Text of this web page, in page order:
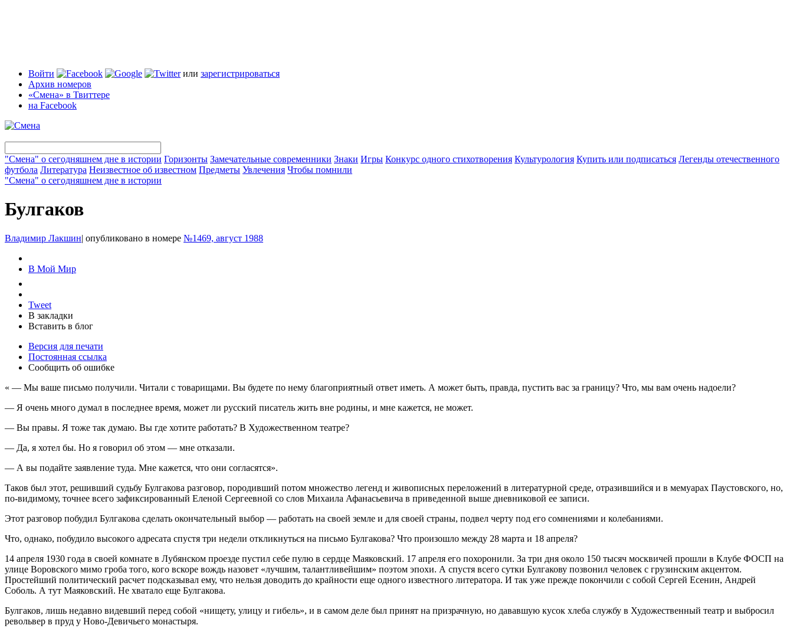
Войти или зарегистрироваться
Архив номеров
«Смена» в Твиттере
на Facebook
"Смена" о сегодняшнем дне в истории Горизонты Замечательные современники Знаки Игры Конкурс одного стихотворения Культурология Купить или подписаться Легенды отечественного
футбола Литература Неизвестное об известном Предметы Увлечения Чтобы помнили
"Смена" о сегодняшнем дне в истории
Булгаков
Владимир Лакшин| опубликовано в номере №1469, август 1988
В Мой Мир
Tweet
В закладки
Вставить в блог
Версия для печати
Постоянная ссылка
Сообщить об ошибке
« — Мы ваше письмо получили. Читали с товарищами. Вы будете по нему благоприятный ответ иметь. А может быть, правда, пустить вас за границу? Что, мы вам очень надоели?
— Я очень много думал в последнее время, может ли русский писатель жить вне родины, и мне кажется, не может.
— Вы правы. Я тоже так думаю. Вы где хотите работать? В Художественном театре?
— Да, я хотел бы. Но я говорил об этом — мне отказали.
— А вы подайте заявление туда. Мне кажется, что они согласятся».
Таков был этот, решивший судьбу Булгакова разговор, породивший потом множество легенд и живописных переложений в литературной среде, отразившийся и в мемуарах Паустовского, но,
по-видимому, точнее всего зафиксированный Еленой Сергеевной со слов Михаила Афанасьевича в приведенной выше дневниковой ее записи.
Этот разговор побудил Булгакова сделать окончательный выбор — работать на своей земле и для своей страны, подвел черту под его сомнениями и колебаниями.
Что, однако, побудило высокого адресата спустя три недели откликнуться на письмо Булгакова? Что произошло между 28 марта и 18 апреля?
14 апреля 1930 года в своей комнате в Лубянском проезде пустил себе пулю в сердце Маяковский. 17 апреля его похоронили. За три дня около 150 тысяч москвичей прошли в Клубе ФОСП на
улице Воровского мимо гроба того, кого вскоре вождь назовет «лучшим, талантливейшим» поэтом эпохи. А спустя всего сутки Булгакову позвонил человек с грузинским акцентом.
Простейший политический расчет подсказывал ему, что нельзя доводить до крайности еще одного известного литератора. И так уже прежде покончили с собой Сергей Есенин, Андрей
Соболь. А тут Маяковский. Не хватало еще Булгакова.
Булгаков, лишь недавно видевший перед собой «нищету, улицу и гибель», и в самом деле был принят на призрачную, но дававшую кусок хлеба службу в Художественный театр и выбросил
револьвер в пруд у Ново-Девичьего монастыря.